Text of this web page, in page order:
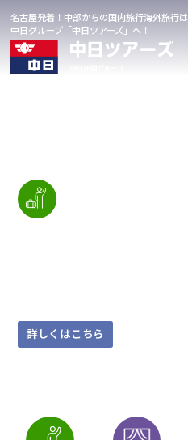
名古屋発着 ！中部からの国内旅行海外旅行は
中日グループ「中日ツアーズ」 へ！
詳しくはこちら